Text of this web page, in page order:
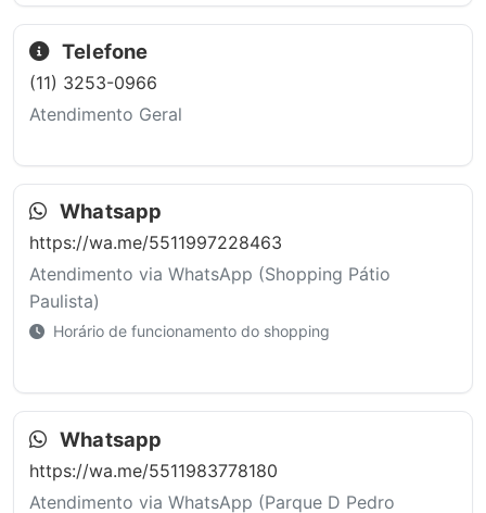
Telefone
(11) 3253-0966
Atendimento Geral
Whatsapp
https://wa.me/5511997228463
Atendimento via WhatsApp (Shopping Pátio
Paulista)
Horário de funcionamento do shopping
Whatsapp
https://wa.me/5511983778180
Atendimento via WhatsApp (Parque D Pedro